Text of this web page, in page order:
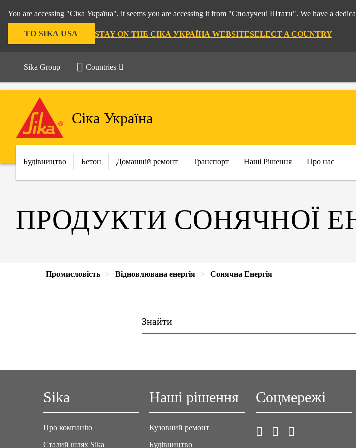
You are accessing "Сіка Україна", it seems you are accessing it from "Сполучені Штати". We have a
TO SIKA USA STAY ON THE СІКА УКРАЇНА WEBSITESELECT A COUNTRY
Sika Group Countries
Сіка Україна
Будівництво Бетон Домашній ремонт Транспорт Наші Рішення Про нас
ПРОДУКТИ СОНЯЧНОЇ
Промисловість Відновлювана енергія Сонячна Енергія
Sika
Про компанію
Сталий шлях Sika
Наші рішення
Кузовний ремонт
Будівництво
Соцмережі